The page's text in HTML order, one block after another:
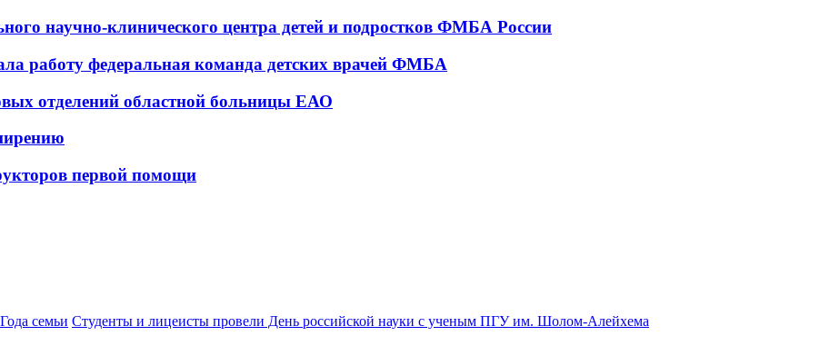
научно-клинического центра детей и подростков ФМБА России
работу федеральная команда детских врачей ФМБА
отделений областной больницы ЕАО
первой помощи
семьи Студенты и лицеисты провели День российской науки с ученым ПГУ им. Шолом-Алейхема